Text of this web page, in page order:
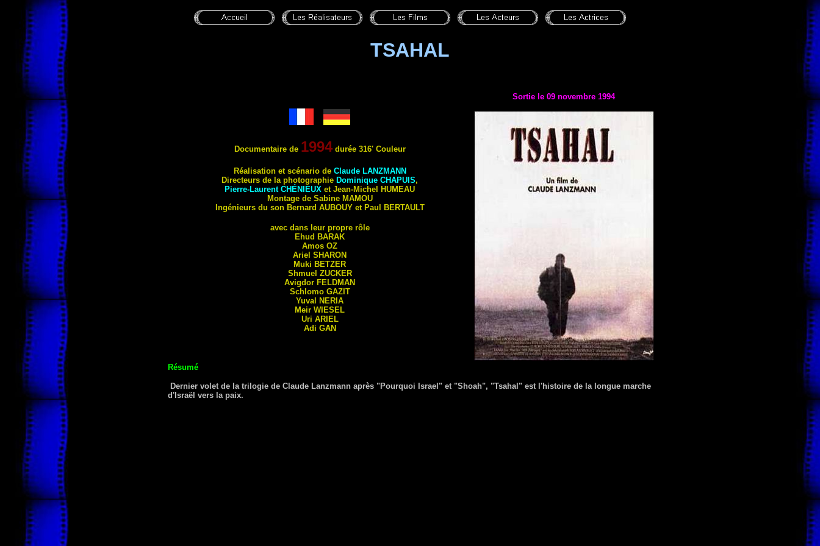
TSAHAL
Documentairede 1994durée 316' Couleur
Réalisation et scénario de Claude LANZMANN
Directeurs de la photographie Dominique CHAPUIS,
Pierre-Laurent CHÉNIEUX et Jean-Michel
HUMEAU
Montage de Sabine MAMOU
Ingénieurs du son Bernard AUBOUYet Paul BERTAULT
avec dans leur propre rôle
Ehud BARAK
Amos OZ
Ariel SHARON
Muki BETZER
Shmuel ZUCKER
Avigdor FELDMAN
Schlomo GAZIT
Yuval NERIA
Meir WIESEL
Uri ARIEL
Adi GAN
Sortie le 09 novembre 1994
Résumé
Dernier volet de la trilogie de Claude Lanzmann après "Pourquoi Israel" et "Shoah", "Tsahal" est l'histoire de la longue marche
d'Israël vers la paix.